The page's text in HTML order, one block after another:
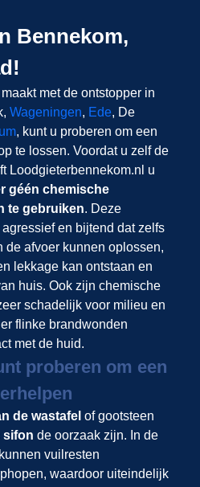
Bennekom,
met de ontstopper in
Wageningen, Ede, De
, kunt u proberen om een
te lossen. Voordat u zelf de
Loodgieterbennekom.nl u
géén chemische
te gebruiken. Deze
en bijtend dat zelfs
afvoer kunnen oplossen,
lekkage kan ontstaan en
huis. Ook zijn chemische
schadelijk voor milieu en
flinke brandwonden
met de huid.
proberen om een
de wastafel of gootsteen
sifon de oorzaak zijn. In de
vuilresten
waardoor uiteindelijk